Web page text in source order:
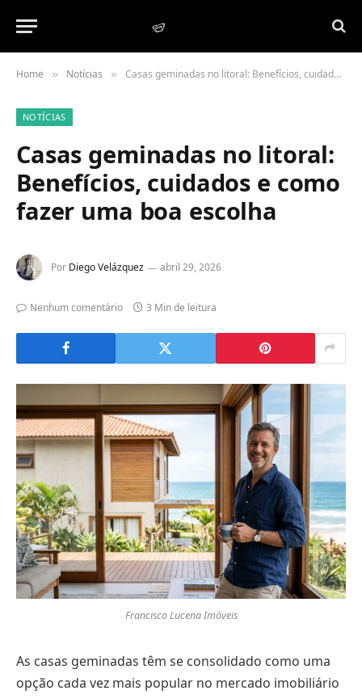
Home » Notícias » Casas geminadas no litoral: Benefícios, cuidados e como fazer uma boa escolha
NOTÍCIAS
Casas geminadas no litoral:
Benefícios, cuidados e como
fazer uma boa escolha
Por Diego Velázquez abril 29, 2026
Nenhum comentário 3 Min de leitura
Francisco Lucena Imóveis
As casas geminadas têm se consolidado como uma
opção cada vez mais popular no mercado imobiliário